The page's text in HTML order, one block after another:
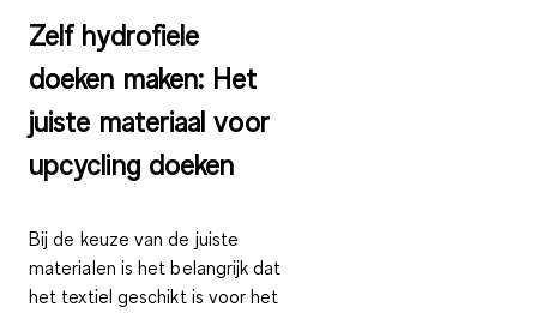
Zelf hydrofiele
doeken maken: Het
juiste materiaal voor
upcycling doeken
Bij de keuze van de juiste
materialen is het belangrijk dat
het textiel geschikt is voor het